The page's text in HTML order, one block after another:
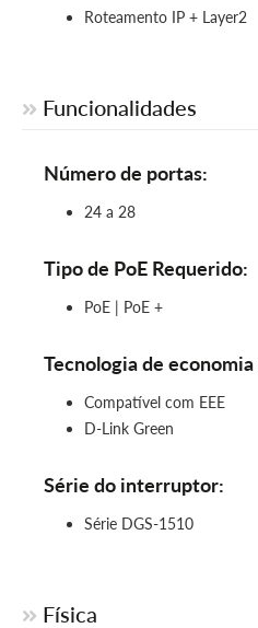
Roteamento IP + Layer2
Funcionalidades
Número de portas:
24 a 28
Tipo de PoE Requerido:
PoE | PoE +
Tecnologia de
Compatível com EEE
D-Link Green
Série do interruptor:
Série DGS-1510
Física